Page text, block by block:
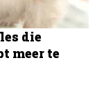
die
meer te